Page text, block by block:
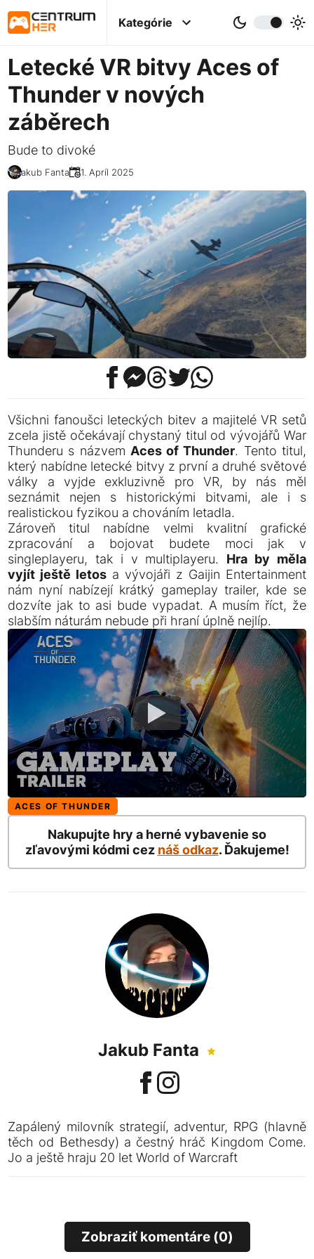
Kategórie
Letecké VR bitvy Aces of
Thunder v nových
záběrech
Bude to divoké
Jakub Fanta 01. Apríl 2025
Všichni fanoušci leteckých bitev a majitelé VR setů
zcela jistě očekávají chystaný titul od vývojářů War
Thunderu s názvem Aces of Thunder. Tento titul,
který nabídne letecké bitvy z první a druhé světové
války a vyjde exkluzivně pro VR, by nás měl
seznámit nejen s historickými bitvami, ale i s
realistickou fyzikou a chováním letadla.
Zároveň titul nabídne velmi kvalitní grafické
zpracování a bojovat budete moci jak v
singleplayeru, tak i v multiplayeru. Hra by měla
vyjít ještě letos a vývojáři z Gaijin Entertainment
nám nyní nabízejí krátký gameplay trailer, kde se
dozvíte jak to asi bude vypadat. A musím říct, že
slabším náturám nebude při hraní úplně nejlíp.
ACES OF THUNDER
Nakupujte hry a herné vybavenie so
zľavovými kódmi cez náš odkaz. Ďakujeme!
Jakub Fanta
Zapálený milovník strategií, adventur, RPG (hlavně
těch od Bethesdy) a čestný hráč Kingdom Come.
Jo a ještě hraju 20 let World of Warcraft
Zobraziť komentáre (0)